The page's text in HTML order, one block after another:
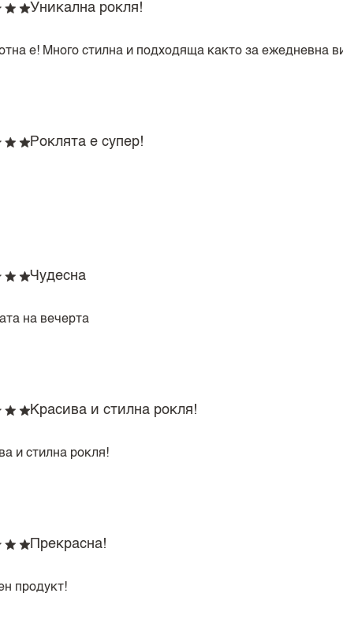
Уникална рокля!
е! Много стилна и подходяща както за ежедневна
Роклята е супер!
Чудесна
на вечерта
Красива и стилна рокля!
и стилна рокля!
Прекрасна!
продукт!